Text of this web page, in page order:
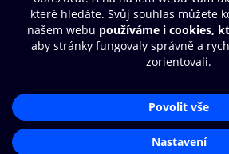
© O2 Czech Republic a.s.
Zásady zpracování osobních údajů
Aplikace
Čti a